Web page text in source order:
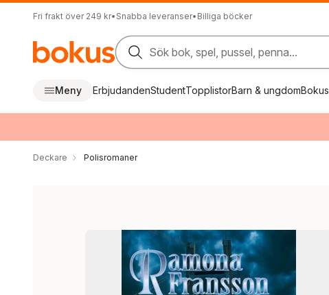
Fri frakt över 249 kr• Snabba leveranser• Billiga böcker
Sök bok, spel, pussel, penna...
Meny ErbjudandenStudentTopplistorBarn & ungdom
Deckare Polisromaner